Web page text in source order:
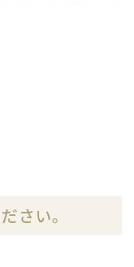
さい。